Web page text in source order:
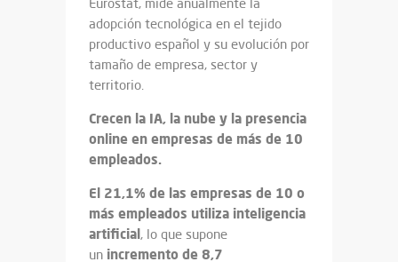
adopción tecnológica en el tejido
productivo español y su evolución por
tamaño de empresa, sector y
territorio.
Crecen la IA, la nube y la presencia
online en empresas de más de 10
empleados.
El 21,1% de las empresas de 10 o
más empleados utiliza inteligencia
artificial, lo que supone
un incremento de 8,7